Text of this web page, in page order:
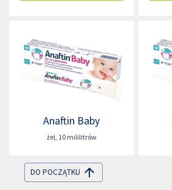
Anaftin Baby
żel, 10 mililitrów
DO POCZĄTKU